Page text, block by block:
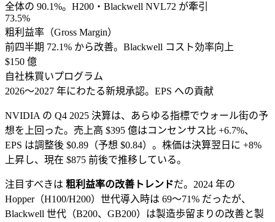
全体の 90.1%。H200・Blackwell NVL72 が牽引
73.5%
粗利益率（Gross Margin）
前四半期 72.1% から改善。Blackwell コスト効率向上
$150 億
自社株買いプログラム
2026〜2027 年にわたる新規承認。EPS への貢献
NVIDIA の Q4 2025 決算は、あらゆる指標でウォール街の予
想を上回った。売上高 $395 億はコンセンサス比 +6.7%、
EPS は調整後 $0.89（予想 $0.84）。株価は決算翌日に +8%
上昇し、現在 $875 前後で推移している。
注目すべきは 粗利益率の改善トレンドだ。2024 年の
Hopper（H100/H200）世代導入時は 69〜71% だったが、
Blackwell 世代（B200、GB200）は製造歩留まりの改善と製